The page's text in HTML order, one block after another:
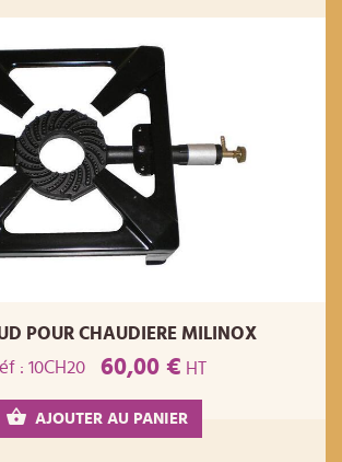
POUR CHAUDIERE MILINOX
: 10CH20
60,00 € HT
AJOUTER AU PANIER